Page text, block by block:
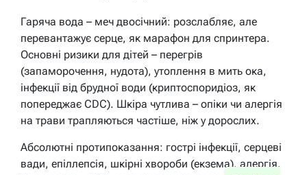
Гаряча вода – меч двосічний: розслабляє, але
перевантажує серце, як марафон для спринтера.
Основні ризики для дітей – перегрів
(запаморочення, нудота), утоплення в мить ока,
інфекції від брудної води (криптоспоридіоз, як
попереджає CDC). Шкіра чутлива – опіки чи алергія
на трави трапляються частіше, ніж у дорослих.
Абсолютні протипоказання: гострі інфекції, серцеві
вади, епіллепсія, шкірні хвороби (екзема), алергія.